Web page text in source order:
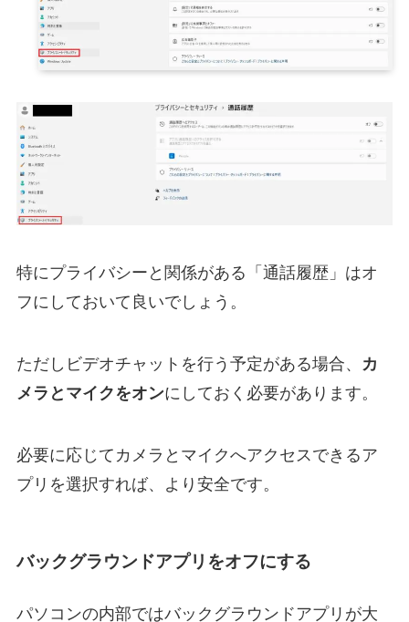
特にプライバシーと関係がある「通話履歴」はオ
フにしておいて良いでしょう。
ただしビデオチャットを行う予定がある場合、
カ
メラとマイクをオンにしておく必要があります。
必要に応じてカメラとマイクへアクセスできるア
プリを選択すれば、より安全です。
バックグラウンドアプリをオフにする
パソコンの内部ではバックグラウンドアプリが大